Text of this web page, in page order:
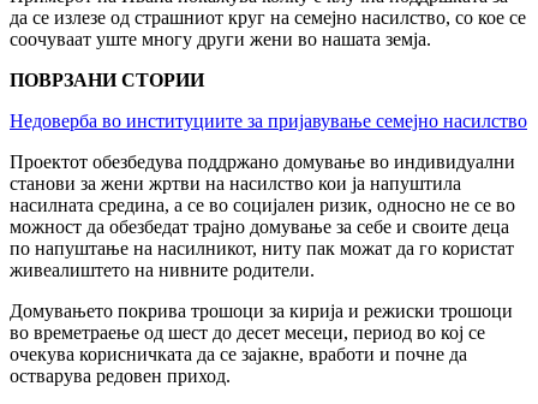
да се излезе од страшниот круг на семејно насилство, со кое се
соочуваат уште многу други жени во нашата земја.
ПОВРЗАНИ СТОРИИ
Недоверба во институциите за пријавување семејно насилство
Проектот обезбедува поддржано домување во индивидуални
станови за жени жртви на насилство кои ја напуштила
насилната средина, а се во социјален ризик, односно не се во
можност да обезбедат трајно домување за себе и своите деца
по напуштање на насилникот, ниту пак можат да го користат
живеалиштето на нивните родители.
Домувањето покрива трошоци за кирија и режиски трошоци
во времетраење од шест до десет месеци, период во кој се
очекува корисничката да се зајакне, вработи и почне да
остварува редовен приход.